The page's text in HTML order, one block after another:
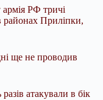
РФ тричі
районах Приліпки,
ще не проводив
атакували в бік